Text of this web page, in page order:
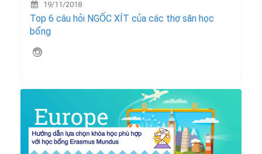
19/11/2018
Top 6 câu hỏi NGỐC XÍT của các thợ săn học
bổng